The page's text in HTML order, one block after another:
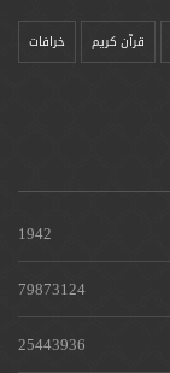
قرآن کریم خرافات
1942
79873124
25443936